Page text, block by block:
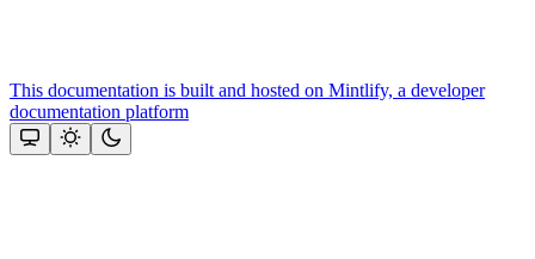
This documentation is built and hosted on Mintlify, a developer
documentation platform